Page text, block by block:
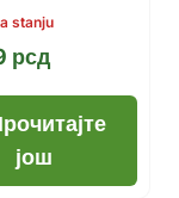
рсд
још